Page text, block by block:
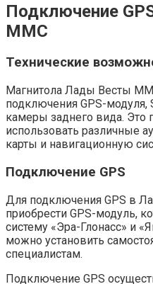
Подключение
ММС
Технические
Магнитола Лады Весты
подключения GPS-модуля,
камеры заднего вида. Это
использовать различные
карты и навигационную
Подключение GPS
Для подключения GPS в
приобрести GPS-модуль,
систему «Эра-Глонасс» и
можно установить
специалистам.
Подключение GPS